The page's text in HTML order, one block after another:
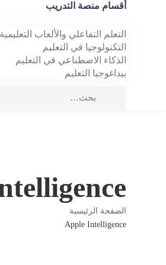
أقسام منصة التدريب
التعلم التفاعلي والألعاب التعليمية
التكنولوجيا في التعليم
الذكاء الاصطناعي في التعليم
بيداغوجيا التعليم
الصفحة الرئيسية
Apple Intelligence